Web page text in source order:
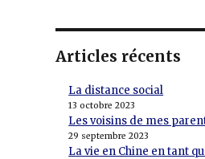
Articles récents
La distance social
13 octobre 2023
Les voisins de mes
29 septembre 2023
La vie en Chine en tant